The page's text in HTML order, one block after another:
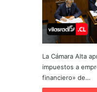
La Cámara Alta
impuestos a
financiero» de…